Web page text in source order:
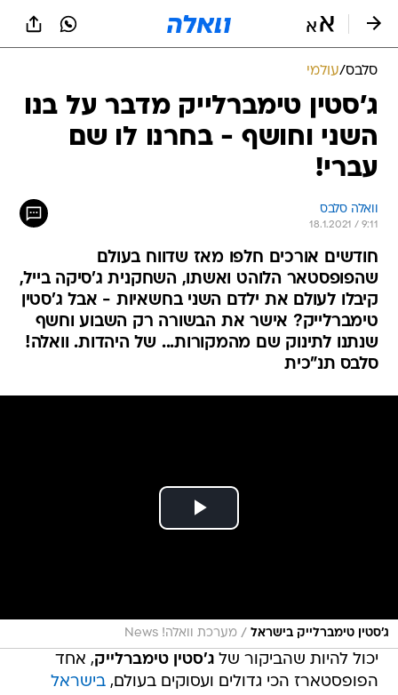
סלבס/עולמי
ג'סטין טימברלייק מדבר על בנו
השני וחושף - בחרנו לו שם
עברי!
וואלה סלבס
18.1.2021 / 9:11
חודשים אורכים חלפו מאז שדווח בעולם
שהפופסטאר הלוהט ואשתו, השחקנית ג'סיקה בייל,
קיבלו לעולם את ילדם השני בחשאיות - אבל ג'סטין
טימברלייק? אישר את הבשורה רק השבוע וחשף
שנתנו לתינוק שם מהמקורות... של היהדות. וואלה!
סלבס תנ"כית
ג'סטין טימברלייק בישראל / מערכת וואלה! News
יכול להיות שהביקור שלג'סטין טימברלייק, אחד
הפופסטארז הכי גדולים ועסוקים בעולם,בישראל